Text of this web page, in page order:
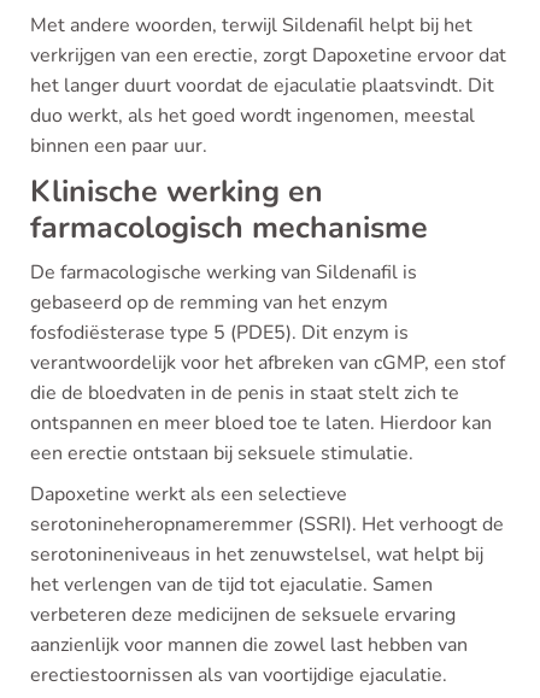
Met andere woorden, terwijl Sildenafil helpt bij het
verkrijgen van een erectie, zorgt Dapoxetine ervoor dat
het langer duurt voordat de ejaculatie plaatsvindt. Dit
duo werkt, als het goed wordt ingenomen, meestal
binnen een paar uur.
Klinische werking en
farmacologisch mechanisme
De farmacologische werking van Sildenafil is
gebaseerd op de remming van het enzym
fosfodiësterase type 5 (PDE5). Dit enzym is
verantwoordelijk voor het afbreken van cGMP, een stof
die de bloedvaten in de penis in staat stelt zich te
ontspannen en meer bloed toe te laten. Hierdoor kan
een erectie ontstaan bij seksuele stimulatie.
Dapoxetine werkt als een selectieve
serotonineheropnameremmer (SSRI). Het verhoogt de
serotonineniveaus in het zenuwstelsel, wat helpt bij
het verlengen van de tijd tot ejaculatie. Samen
verbeteren deze medicijnen de seksuele ervaring
aanzienlijk voor mannen die zowel last hebben van
erectiestoornissen als van voortijdige ejaculatie.